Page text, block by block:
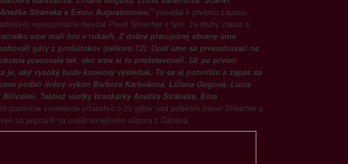
Stránska s Emou Augustínovou," povedal k prvému zápasu
reprezentácie dievčat Pavol Streicher s tým, že druhý zápas s
sme mali hru v rukách. Z dobre pracujúcej obrany sme
góly z protiútokov (celkom 12). Opäť sme sa presadzovali na
pracovala tak, ako sme si to predstavovali. Už po prvom
je, aký vysoký bude konečný výsledok. To sa aj potvrdilo a zápas sa
podali dobrý výkon Barbora Karkušová, Liliana Gogová, Lucia
Taktiež všetky brankárky Anežka Stránska, Ema
pozitívne suverénne víťazstvo o 20 gólov nad poľskom tréner Streicher a
sa pripravili na oveľa silnejšieho súpera z Dánska.